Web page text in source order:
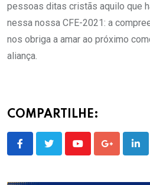
pessoas ditas cristãs aquilo que
nessa nossa CFE-2021: a
nos obriga a amar ao próximo
aliança.
COMPARTILHE:
YoutubeGoogle+